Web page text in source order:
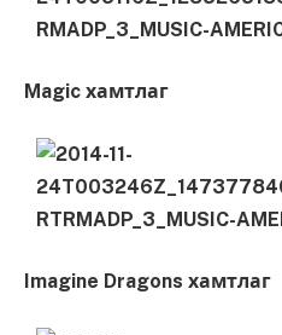
Magic хамтлаг
Imagine Dragons хамтлаг